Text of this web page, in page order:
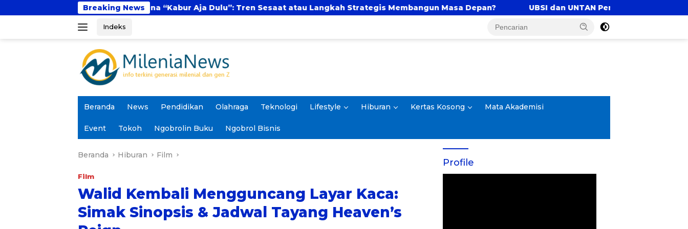
ke
Breaking News
Fenomena “Kabur Aja Dulu”: Tren Sesaat atau Langkah Strategis Membangun Masa Depan? UBSI dan UNTAN Perkuat Tri Dharma Lewat
Indeks
Beranda News Pendidikan Olahraga Teknologi Lifestyle Hiburan Kertas Kosong Mata Akademisi
Event Tokoh Ngobrolin Buku Ngobrol Bisnis
Beranda Hiburan Film
Film
Walid Kembali Mengguncang Layar Kaca:
Simak Sinopsis & Jadwal Tayang Heaven’s
Profile